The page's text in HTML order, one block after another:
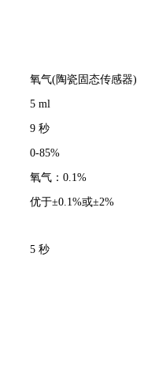
氧气(陶瓷固态传感器)
5 ml
9 秒
0-85%
氧气：0.1%
优于±0.1%或±2%
5 秒